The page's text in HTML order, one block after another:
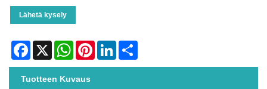
Lähetä kysely
Facebook
X WhatsAppPinterestLinkedIn
Tuotteen Kuvaus